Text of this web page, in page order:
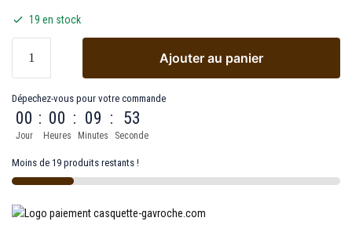
19 en stock
Ajouter au panier
Dépechez-vous pour votre commande
00
Jour
: 00
Heures
: 09
Minutes
: 53
Seconde
Moins de 19 produits restants !